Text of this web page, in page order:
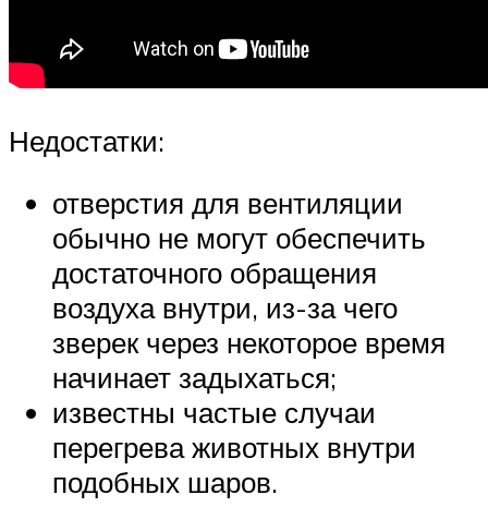
Недостатки:
отверстия для вентиляции
обычно не могут обеспечить
достаточного обращения
воздуха внутри, из-за чего
зверек через некоторое время
начинает задыхаться;
известны частые случаи
перегрева животных внутри
подобных шаров.